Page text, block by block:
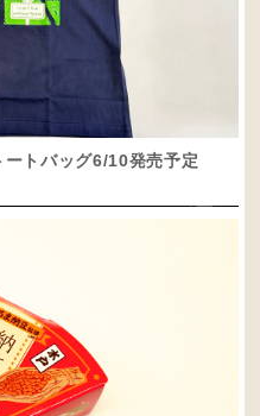
トバッグ6/10発売予定